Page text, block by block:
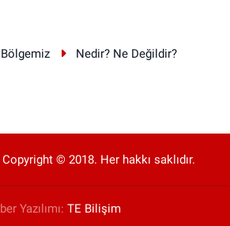
Bölgemiz Nedir? Ne Değildir?
Copyright © 2018. Her hakkı saklıdır.
Yazılımı: TE Bilişim